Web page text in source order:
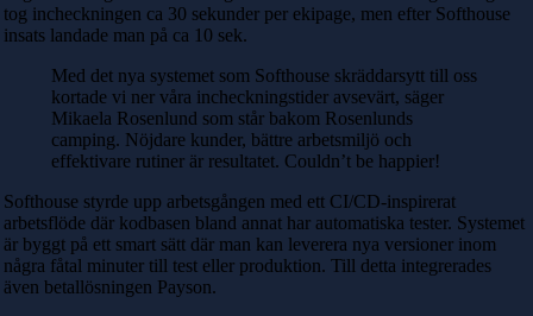
tog incheckningen ca 30 sekunder per ekipage, men efter Softhouse
insats landade man på ca 10 sek.
Med det nya systemet som Softhouse skräddarsytt till oss
kortade vi ner våra incheckningstider avsevärt, säger
Mikaela Rosenlund som står bakom Rosenlunds
camping. Nöjdare kunder, bättre arbetsmiljö och
effektivare rutiner är resultatet. Couldn’t be happier!
Softhouse styrde upp arbetsgången med ett CI/CD-inspirerat
arbetsflöde där kodbasen bland annat har automatiska tester. Systemet
är byggt på ett smart sätt där man kan leverera nya versioner inom
några fåtal minuter till test eller produktion. Till detta integrerades
även betallösningen Payson.